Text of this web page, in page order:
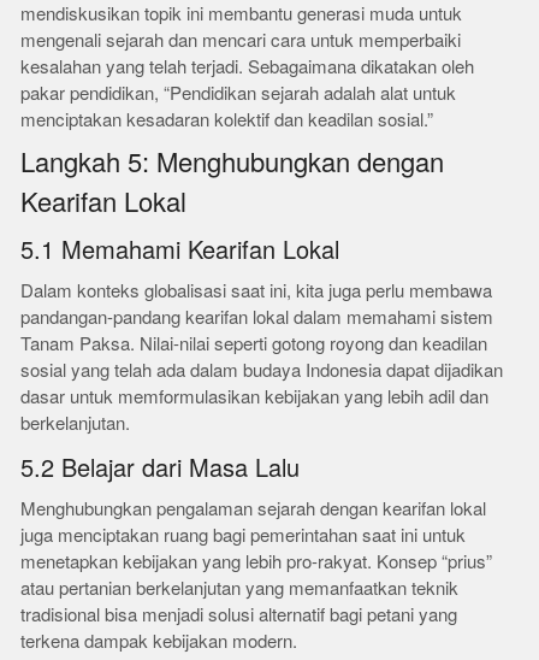
mendiskusikan topik ini membantu generasi muda untuk
mengenali sejarah dan mencari cara untuk memperbaiki
kesalahan yang telah terjadi. Sebagaimana dikatakan oleh
pakar pendidikan, “Pendidikan sejarah adalah alat untuk
menciptakan kesadaran kolektif dan keadilan sosial.”
Langkah 5: Menghubungkan dengan
Kearifan Lokal
5.1 Memahami Kearifan Lokal
Dalam konteks globalisasi saat ini, kita juga perlu membawa
pandangan-pandang kearifan lokal dalam memahami sistem
Tanam Paksa. Nilai-nilai seperti gotong royong dan keadilan
sosial yang telah ada dalam budaya Indonesia dapat dijadikan
dasar untuk memformulasikan kebijakan yang lebih adil dan
berkelanjutan.
5.2 Belajar dari Masa Lalu
Menghubungkan pengalaman sejarah dengan kearifan lokal
juga menciptakan ruang bagi pemerintahan saat ini untuk
menetapkan kebijakan yang lebih pro-rakyat. Konsep “prius”
atau pertanian berkelanjutan yang memanfaatkan teknik
tradisional bisa menjadi solusi alternatif bagi petani yang
terkena dampak kebijakan modern.